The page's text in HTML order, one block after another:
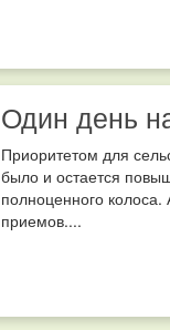
Один день
Приоритетом для
было и остается
полноценного колоса.
приемов....